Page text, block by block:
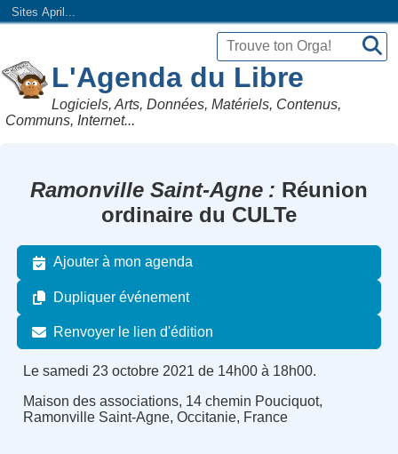
Sites April...
L'Agenda du Libre
Logiciels, Arts, Données, Matériels, Contenus,
Communs, Internet...
Ramonville Saint-Agne
Réunion
ordinaire du CULTe
Ajouter à mon agenda
Dupliquer événement
Renvoyer le lien d'édition
Le samedi 23 octobre 2021 de 14h00 à 18h00.
Maison des associations, 14 chemin Pouciquot,
Ramonville Saint-Agne, Occitanie, France